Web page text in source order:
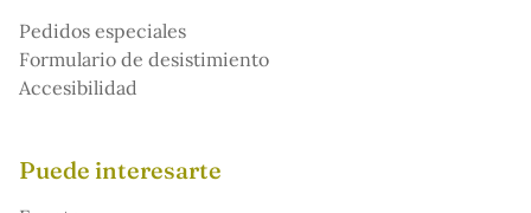
Pedidos especiales
Formulario de desistimiento
Accesibilidad
Puede interesarte